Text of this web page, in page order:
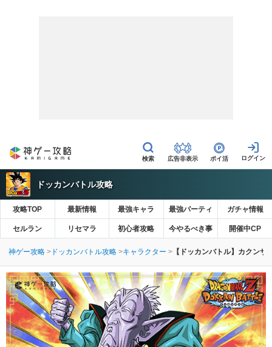
広告非表示 ポイ活
ドッカンバトル攻略
攻略TOP 最新情報 最強キャラ 最強パーティ ガチャ情報
セルラン リセマラ 初心者攻略 今やるべき事 開催中CP
神ゲー攻略 ドッカンバトル攻略 キャラクター 【ドッカンバトル】カクン